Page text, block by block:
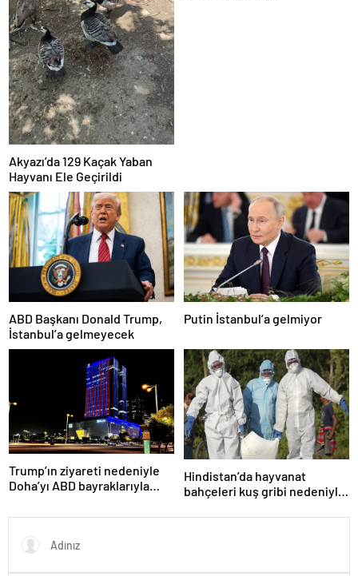
Akyazı’da 129 Kaçak Yaban
Hayvanı Ele Geçirildi
ABD Başkanı Donald Trump,
İstanbul’a gelmeyecek
Putin İstanbul’a gelmiyor
Trump’ın ziyareti nedeniyle
Doha’yı ABD bayraklarıyla
Hindistan’da hayvanat
bahçeleri kuş gribi nedeniyle